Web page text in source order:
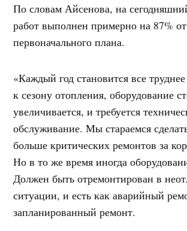
По словам Айсенова, на
работ выполнен примерно на 87% от
первоначального плана.
«Каждый год становится все
к сезону отопления, оборудование
увеличивается, и требуется
обслуживание. Мы стараемся
больше критических ремонтов за
Но в то же время иногда
Должен быть отремонтирован в
ситуации, и есть как аварийный
запланированный ремонт.